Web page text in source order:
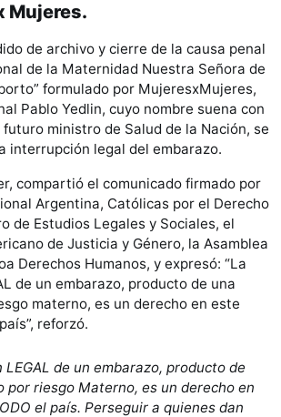
Mujeres.
de archivo y cierre de la causa penal
de la Maternidad Nuestra Señora de
formulado por MujeresxMujeres,
Pablo Yedlin, cuyo nombre suena con
ministro de Salud de la Nación, se
interrupción legal del embarazo.
compartió el comunicado firmado por
Argentina, Católicas por el Derecho
de Estudios Legales y Sociales, el
de Justicia y Género, la Asamblea
Derechos Humanos, y expresó: “La
de un embarazo, producto de una
materno, es un derecho en este
reforzó.
de un embarazo, producto de
por riesgo Materno, es un derecho en
el país. Perseguir a quienes dan